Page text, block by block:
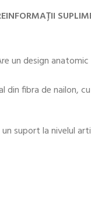
INFORMAȚII
un design
fibra de nailon,
suport la nivelul